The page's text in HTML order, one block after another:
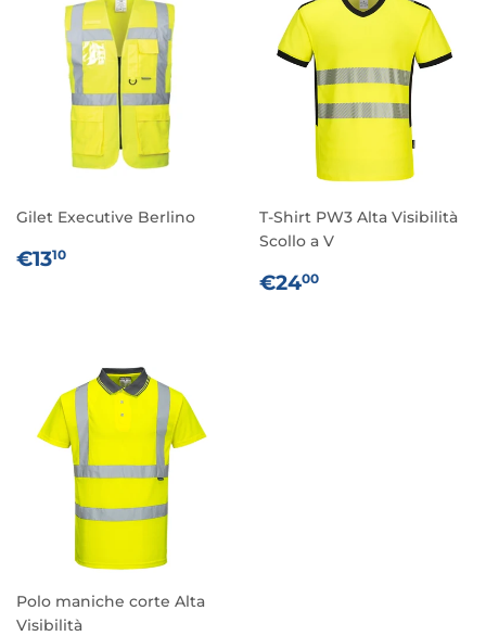
Gilet Executive Berlino
PREZZO
€1310
T-Shirt PW3 Alta Visibilità
Scollo a V
PREZZO
€2400
Polo maniche corte Alta
Visibilità